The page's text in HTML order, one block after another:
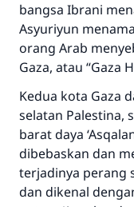
bangsa Ibrani
Asyuriyun
orang Arab
Gaza, atau “Gaza
Kedua kota Gaza
selatan Palestina,
barat daya
dibebaskan dan
terjadinya perang
dan dikenal